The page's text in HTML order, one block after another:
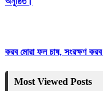
করব মোরা ফল চাষ, সংরক্ষণ করব
Most Viewed Posts